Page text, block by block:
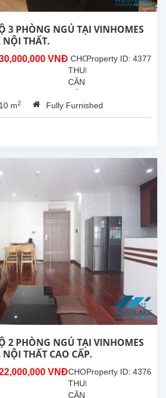
thoáng
3 PHÒNG NGỦ TẠI VINHOMES
NỘI THẤT.
VNĐ Property ID: 4377
CHO
THUÊ
CĂN
3
PHÒNG
NỘI
THẤT,
TỐT
tích: 110m²
Thiết
hợp
lý,
tận
dụng
tối
không...
m2 Fully Furnished
2 PHÒNG NGỦ TẠI VINHOMES
THẤT CAO CẤP.
VNĐ Property ID: 4376
CHO
THUÊ
CĂN